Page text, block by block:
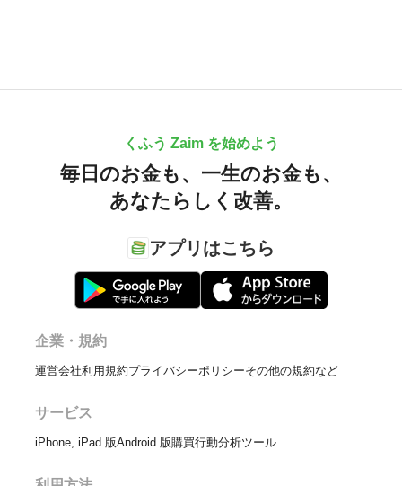
くふう Zaim を始めよう
毎日のお金も、 一生のお金も、
あなたらしく改善。
アプリはこちら
企業・規約
運営会社利用規約プライバシーポリシーその他の規約など
サービス
iPhone, iPad 版Android 版購買行動分析ツール